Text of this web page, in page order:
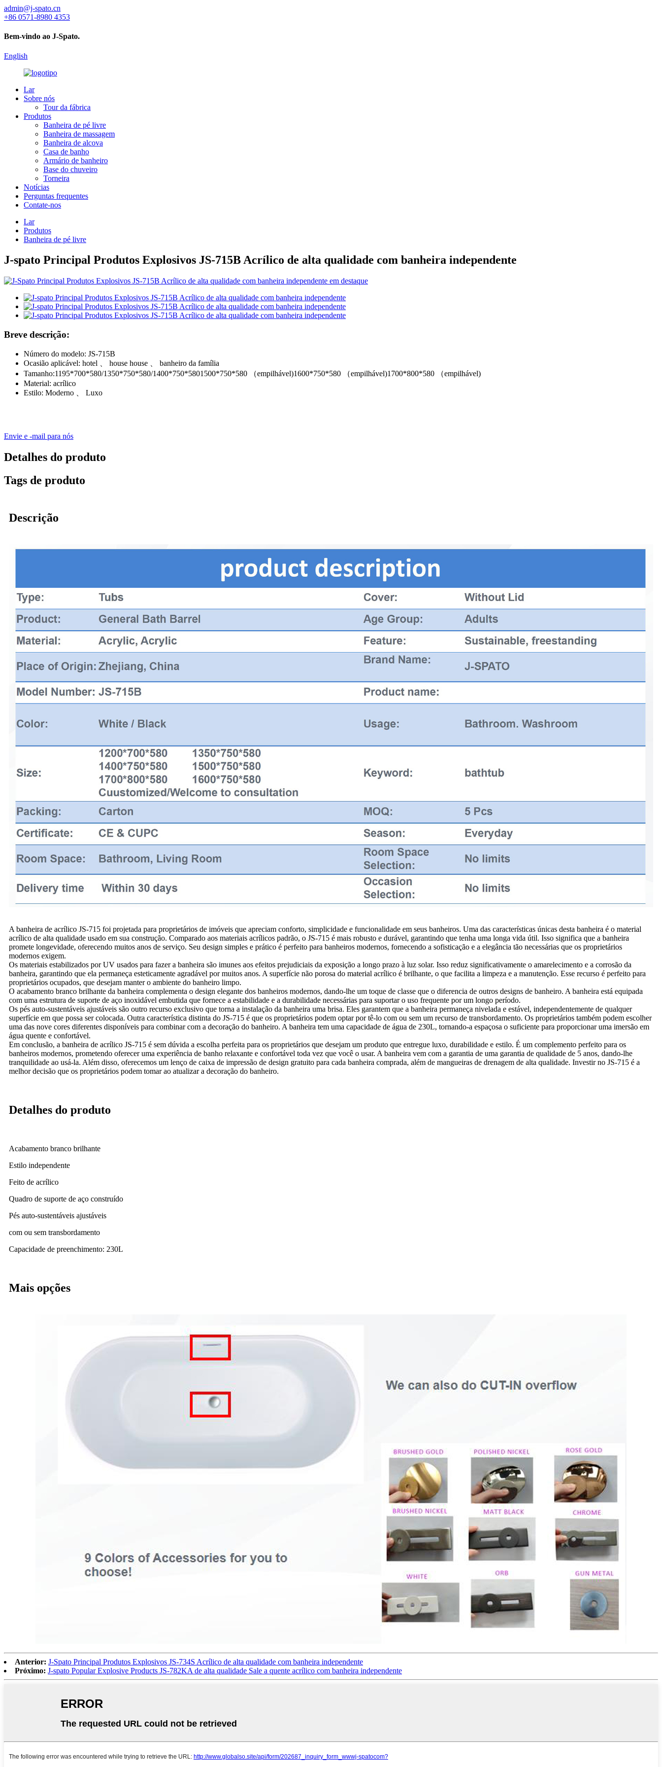
admin@j-spato.cn
+86 0571-8980 4353
Bem-vindo ao J-Spato.
English
Lar
Sobre nós
Tour da fábrica
Produtos
Banheira de pé livre
Banheira de massagem
Banheira de alcova
Casa de banho
Armário de banheiro
Base do chuveiro
Torneira
Notícias
Perguntas frequentes
Contate-nos
Lar
Produtos
Banheira de pé livre
J-spato Principal Produtos Explosivos JS-715B Acrílico de alta qualidade com banheira independente
Breve descrição:
Número do modelo: JS-715B
Ocasião aplicável: hotel 、 house house 、 banheiro da família
Tamanho:1195*700*580/1350*750*580/1400*750*5801500*750*580 （empilhável)1600*750*580 （empilhável)1700*800*580 （empilhável)
Material: acrílico
Estilo: Moderno 、 Luxo
Envie e -mail para nós
Detalhes do produto
Tags de produto
Descrição
A banheira de acrílico JS-715 foi projetada para proprietários de imóveis que apreciam conforto, simplicidade e funcionalidade em seus banheiros. Uma das características únicas desta banheira é o material
acrílico de alta qualidade usado em sua construção. Comparado aos materiais acrílicos padrão, o JS-715 é mais robusto e durável, garantindo que tenha uma longa vida útil. Isso significa que a banheira
promete longevidade, oferecendo muitos anos de serviço. Seu design simples e prático é perfeito para banheiros modernos, fornecendo a sofisticação e a elegância tão necessárias que os proprietários
modernos exigem.
Os materiais estabilizados por UV usados ​​para fazer a banheira são imunes aos efeitos prejudiciais da exposição a longo prazo à luz solar. Isso reduz significativamente o amarelecimento e a corrosão da
banheira, garantindo que ela permaneça esteticamente agradável por muitos anos. A superfície não porosa do material acrílico é brilhante, o que facilita a limpeza e a manutenção. Esse recurso é perfeito para
proprietários ocupados, que desejam manter o ambiente do banheiro limpo.
O acabamento branco brilhante da banheira complementa o design elegante dos banheiros modernos, dando-lhe um toque de classe que o diferencia de outros designs de banheiro. A banheira está equipada
com uma estrutura de suporte de aço inoxidável embutida que fornece a estabilidade e a durabilidade necessárias para suportar o uso frequente por um longo período.
Os pés auto-sustentáveis ​​ajustáveis ​​são outro recurso exclusivo que torna a instalação da banheira uma brisa. Eles garantem que a banheira permaneça nivelada e estável, independentemente de qualquer
superfície em que possa ser colocada. Outra característica distinta do JS-715 é que os proprietários podem optar por tê-lo com ou sem um recurso de transbordamento. Os proprietários também podem escolher
uma das nove cores diferentes disponíveis para combinar com a decoração do banheiro. A banheira tem uma capacidade de água de 230L, tornando-a espaçosa o suficiente para proporcionar uma imersão em
água quente e confortável.
Em conclusão, a banheira de acrílico JS-715 é sem dúvida a escolha perfeita para os proprietários que desejam um produto que entregue luxo, durabilidade e estilo. É um complemento perfeito para os
banheiros modernos, prometendo oferecer uma experiência de banho relaxante e confortável toda vez que você o usar. A banheira vem com a garantia de uma garantia de qualidade de 5 anos, dando-lhe
tranquilidade ao usá-la. Além disso, oferecemos um lenço de caixa de impressão de design gratuito para cada banheira comprada, além de mangueiras de drenagem de alta qualidade. Investir no JS-715 é a
melhor decisão que os proprietários podem tomar ao atualizar a decoração do banheiro.
Detalhes do produto
Acabamento branco brilhante
Estilo independente
Feito de acrílico
Quadro de suporte de aço construído
Pés auto-sustentáveis ​​ajustáveis
com ou sem transbordamento
Capacidade de preenchimento: 230L
Mais opções
Anterior: J-Spato Principal Produtos Explosivos JS-734S Acrílico de alta qualidade com banheira independente
Próximo: J-spato Popular Explosive Products JS-782KA de alta qualidade Sale a quente acrílico com banheira independente